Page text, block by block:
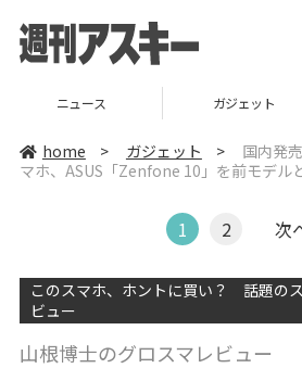
ニュース ガジェット
home > ガジェット >
国内発
マホ、ASUS「Zenfone 10」を前モデル
1 2 次
このスマホ、ホントに買い？ 話題の
ビュー
山根博士のグロスマレビュー